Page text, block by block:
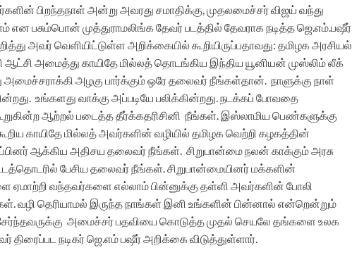
பிறந்தநாள் அன்று அவரது சமாதிக்கு, முதலமைச்சர் விஜய் வந்து
பசும்பொன் முத்துராமலிங்க தேவர் படத்தில் தேவராக நடித்த ஜெ.எம்.பஷீர்
அவர் வெளியிட்டுள்ள அறிக்கையில் கூறியிருப்பதாவது: தமிழக அரசியல்
ஆட்சி அமைத்து காயிதே மில்லத் தொடங்கிய இந்திய யூனியன் முஸ்லிம் லீக்
அமைச்சராக்கி அழகு பார்க்கும் ஒரே தலைவர் நீங்கள்தான். நாளுக்கு நாள்
உங்களது வாக்கு அப்படியே பலிக்கின்றது. நடக்கப் போவதை
ஆற்றல் படைத்த தீர்க்கதரிசினி நீங்கள். இஸ்லாமிய பெண்களுக்கு
காயிதே மில்லத் அவர்களின் வழியில் தமிழக வெற்றி கழகத்தின்
ஆக்கிய அதிசய தலைவர் நீங்கள். சிறுபான்மை நலன் காக்கும் அரசு
பேசிய தலைவர் நீங்கள். சிறுபான்மையினர் மக்களின்
ஏமாற்றி வந்தவர்களை எல்லாம் பின்னுக்கு தள்ளி அவர்களின் போலி
வழி தெரியாமல் இருந்த நாங்கள் இனி உங்களின் பின்னால் என்றென்றும்
அமைச்சர் பதவியை கொடுத்த முதல் செயலே தங்களை உலக
நடிகர் ஜெ.எம் பஷீர் அறிக்கை விடுத்துள்ளார்.